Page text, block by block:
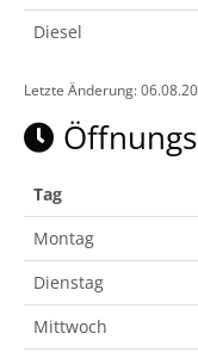
Diesel
Letzte Änderung:
Tag
Montag
Dienstag
Mittwoch